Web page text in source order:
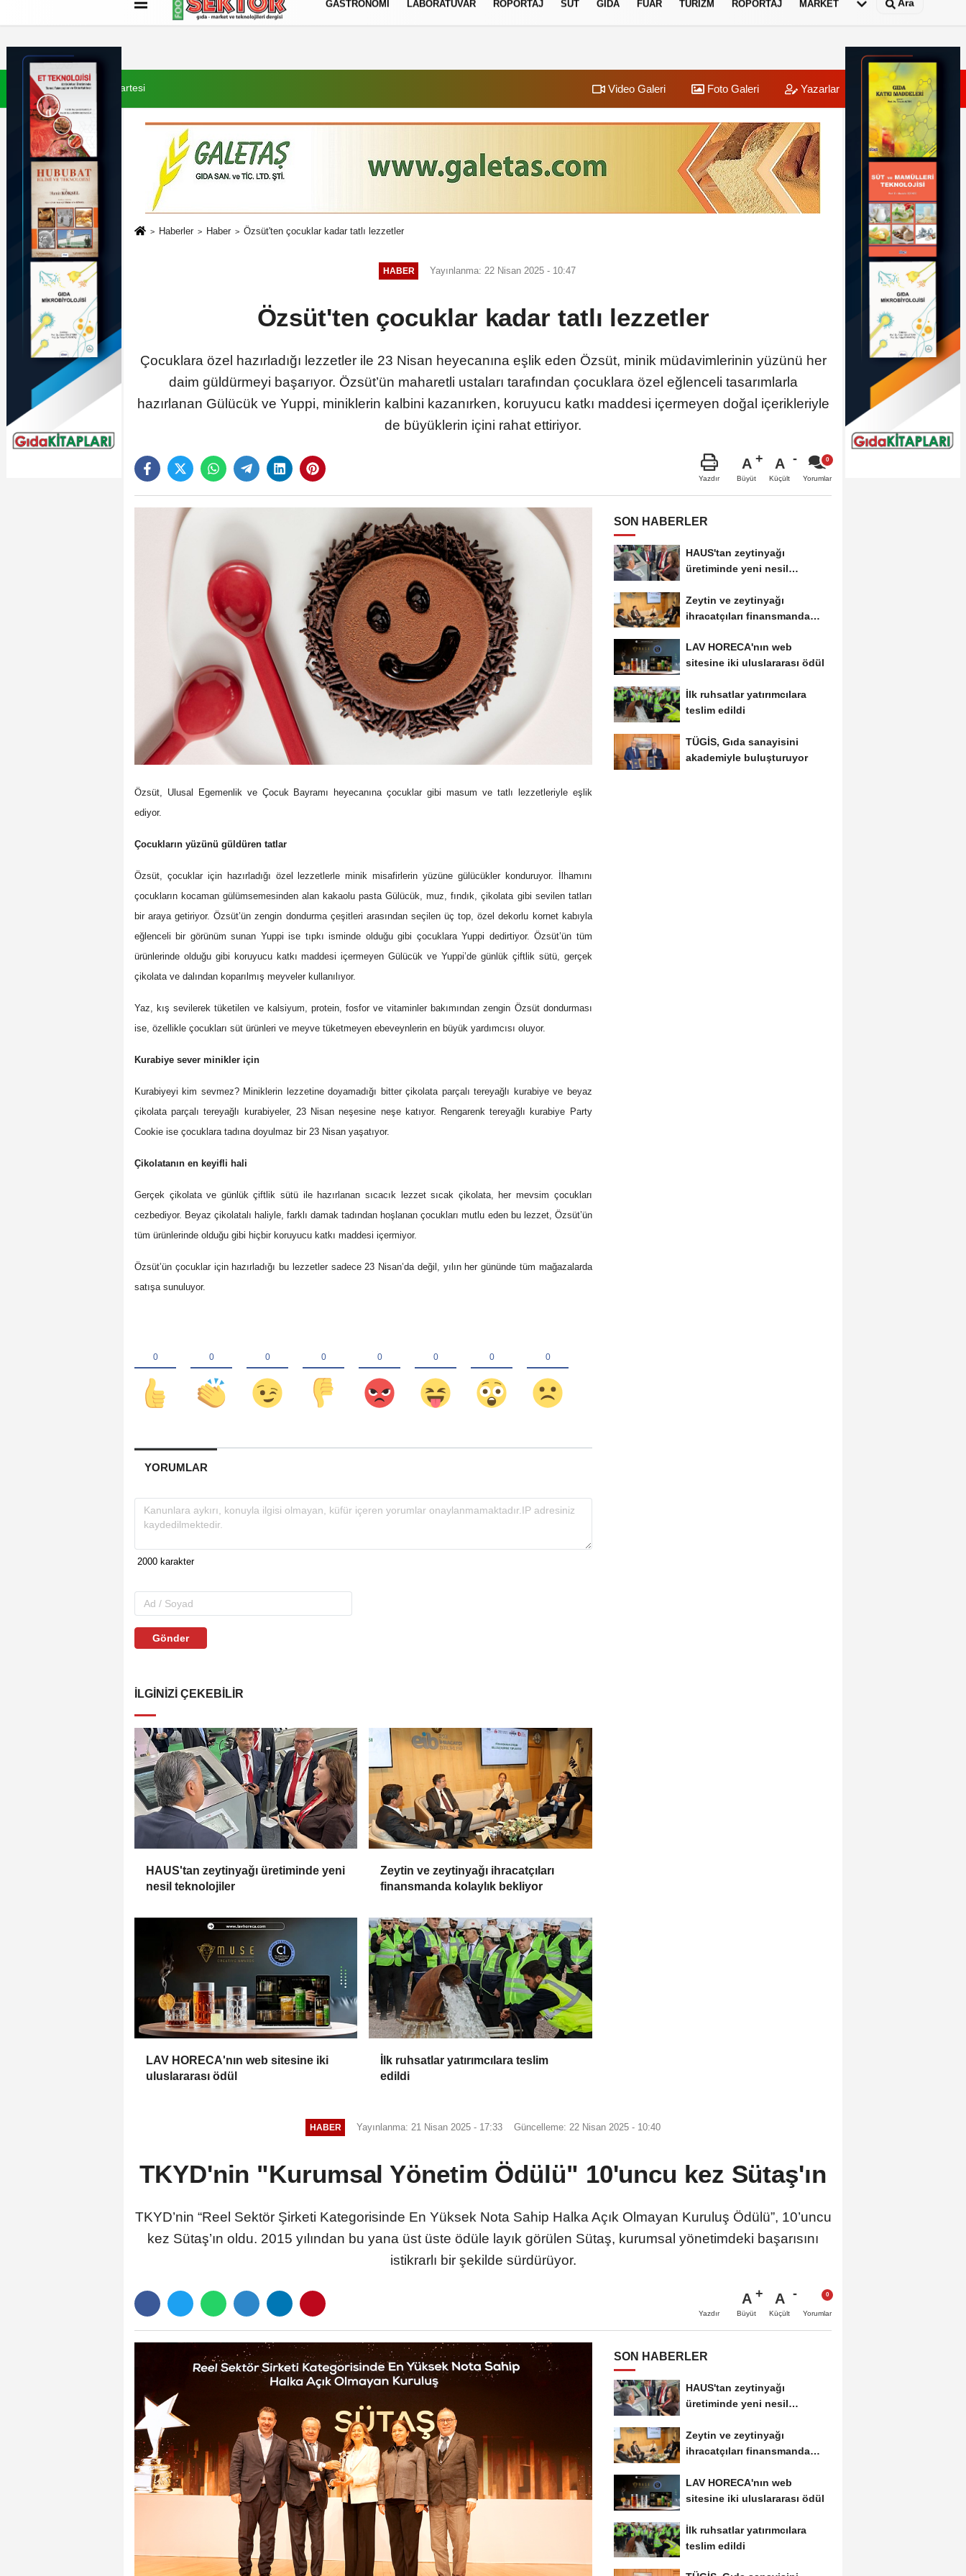
İletişim Çerez Politikası
GASTRONOMI LABORATUVAR RÖPORTAJ SÜT GIDA FUAR TURIZM RÖPORTAJ MARKET Ara
8 Ağustos 2026, Cumartesi Video Galeri Foto Galeri Yazarlar Üye Paneli
Haberler Haber Özsüt'ten çocuklar kadar tatlı lezzetler
HABER Yayınlanma: 22 Nisan 2025 - 10:47
Özsüt'ten çocuklar kadar tatlı lezzetler
Çocuklara özel hazırladığı lezzetler ile 23 Nisan heyecanına eşlik eden Özsüt, minik müdavimlerinin yüzünü her
daim güldürmeyi başarıyor. Özsüt’ün maharetli ustaları tarafından çocuklara özel eğlenceli tasarımlarla
hazırlanan Gülücük ve Yuppi, miniklerin kalbini kazanırken, koruyucu katkı maddesi içermeyen doğal içerikleriyle
de büyüklerin içini rahat ettiriyor.
Yazdır
A
Büyüt
A
Küçült Yorumlar
Özsüt, Ulusal Egemenlik ve Çocuk Bayramı heyecanına çocuklar gibi masum ve tatlı lezzetleriyle eşlik
ediyor.
Çocukların yüzünü güldüren tatlar
Özsüt, çocuklar için hazırladığı özel lezzetlerle minik misafirlerin yüzüne gülücükler konduruyor. İlhamını
çocukların kocaman gülümsemesinden alan kakaolu pasta Gülücük, muz, fındık, çikolata gibi sevilen tatları
bir araya getiriyor. Özsüt’ün zengin dondurma çeşitleri arasından seçilen üç top, özel dekorlu kornet kabıyla
eğlenceli bir görünüm sunan Yuppi ise tıpkı isminde olduğu gibi çocuklara Yuppi dedirtiyor. Özsüt’ün tüm
ürünlerinde olduğu gibi koruyucu katkı maddesi içermeyen Gülücük ve Yuppi’de günlük çiftlik sütü, gerçek
çikolata ve dalından koparılmış meyveler kullanılıyor.
Yaz, kış sevilerek tüketilen ve kalsiyum, protein, fosfor ve vitaminler bakımından zengin Özsüt dondurması
ise, özellikle çocukları süt ürünleri ve meyve tüketmeyen ebeveynlerin en büyük yardımcısı oluyor.
Kurabiye sever minikler için
Kurabiyeyi kim sevmez? Miniklerin lezzetine doyamadığı bitter çikolata parçalı tereyağlı kurabiye ve beyaz
çikolata parçalı tereyağlı kurabiyeler, 23 Nisan neşesine neşe katıyor. Rengarenk tereyağlı kurabiye Party
Cookie ise çocuklara tadına doyulmaz bir 23 Nisan yaşatıyor.
Çikolatanın en keyifli hali
Gerçek çikolata ve günlük çiftlik sütü ile hazırlanan sıcacık lezzet sıcak çikolata, her mevsim çocukları
cezbediyor. Beyaz çikolatalı haliyle, farklı damak tadından hoşlanan çocukları mutlu eden bu lezzet, Özsüt’ün
tüm ürünlerinde olduğu gibi hiçbir koruyucu katkı maddesi içermiyor.
Özsüt’ün çocuklar için hazırladığı bu lezzetler sadece 23 Nisan’da değil, yılın her gününde tüm mağazalarda
satışa sunuluyor.
YORUMLAR
Gönder
İLGINIZI ÇEKEBILIR
HAUS'tan zeytinyağı üretiminde yeni
nesil teknolojiler
Zeytin ve zeytinyağı ihracatçıları
finansmanda kolaylık bekliyor
LAV HORECA'nın web sitesine iki
uluslararası ödül
İlk ruhsatlar yatırımcılara teslim
edildi
SON HABERLER
HAUS'tan zeytinyağı
üretiminde yeni nesil
Zeytin ve zeytinyağı
ihracatçıları finansmanda
LAV HORECA'nın web
sitesine iki uluslararası ödül
İlk ruhsatlar yatırımcılara
teslim edildi
TÜGİS, Gıda sanayisini
akademiyle buluşturuyor
HABER Yayınlanma: 21 Nisan 2025 - 17:33 Güncelleme: 22 Nisan 2025 - 10:40
TKYD'nin "Kurumsal Yönetim Ödülü" 10'uncu kez Sütaş'ın
TKYD’nin “Reel Sektör Şirketi Kategorisinde En Yüksek Nota Sahip Halka Açık Olmayan Kuruluş Ödülü”, 10’uncu
kez Sütaş’ın oldu. 2015 yılından bu yana üst üste ödüle layık görülen Sütaş, kurumsal yönetimdeki başarısını
istikrarlı bir şekilde sürdürüyor.
Yazdır
A
Büyüt
A
Küçült Yorumlar
SON HABERLER
HAUS'tan zeytinyağı
üretiminde yeni nesil
Zeytin ve zeytinyağı
ihracatçıları finansmanda
LAV HORECA'nın web
sitesine iki uluslararası ödül
İlk ruhsatlar yatırımcılara
teslim edildi